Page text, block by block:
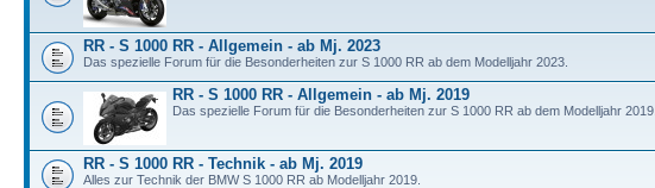
RR - S 1000 RR - Allgemein - ab Mj. 2023
Das spezielle Forum für die Besonderheiten zur S 1000 RR ab dem Modelljahr 2023.
RR - S 1000 RR - Allgemein - ab Mj. 2019
Das spezielle Forum für die Besonderheiten zur S 1000 RR ab dem Modelljahr 2019.
RR - S 1000 RR - Technik - ab Mj. 2019
Alles zur Technik der BMW S 1000 RR ab Modelljahr 2019.